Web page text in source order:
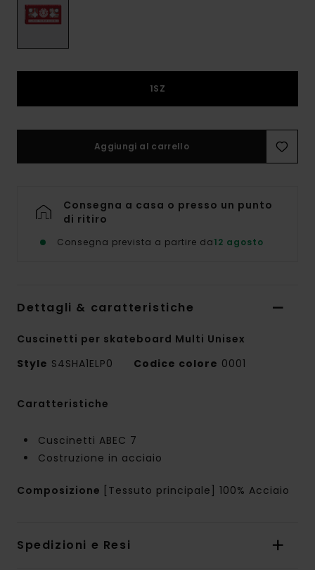
1SZ
Aggiungi al carrello
Consegna a casa o presso un punto
di ritiro
Consegna prevista a partire da12 agosto
Dettagli & caratteristiche
Cuscinetti per skateboard Multi Unisex
Style S4SHA1ELP0 Codice colore 0001
Caratteristiche
Cuscinetti ABEC 7
Costruzione in acciaio
Composizione [Tessuto principale] 100% Acciaio
Spedizioni e Resi